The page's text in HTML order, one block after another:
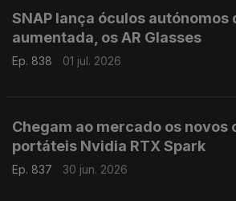
SNAP lança óculos autónomos
aumentada, os AR Glasses
Ep. 838 01 jul. 2026
Chegam ao mercado os novos
portáteis Nvidia RTX Spark
Ep. 837 30 jun. 2026